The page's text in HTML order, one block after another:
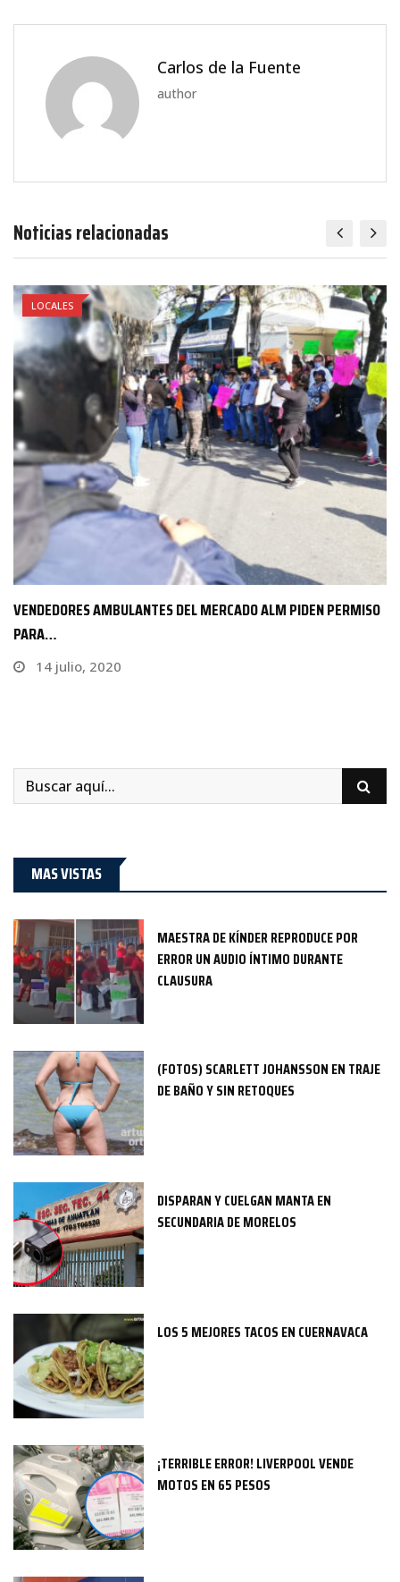
Carlos de la Fuente
author
Noticias relacionadas
LOCALES
VENDEDORES AMBULANTES DEL MERCADO ALM PIDEN PERMISO
PARA…
14 julio, 2020
MAS VISTAS
MAESTRA DE KÍNDER REPRODUCE POR
ERROR UN AUDIO ÍNTIMO DURANTE
CLAUSURA
(FOTOS) SCARLETT JOHANSSON EN TRAJE
DE BAÑO Y SIN RETOQUES
DISPARAN Y CUELGAN MANTA EN
SECUNDARIA DE MORELOS
LOS 5 MEJORES TACOS EN CUERNAVACA
¡TERRIBLE ERROR! LIVERPOOL VENDE
MOTOS EN 65 PESOS